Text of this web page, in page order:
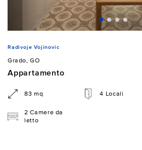
Radivoje Vojinovic
Grado, GO
Appartamento
83 mq 4 Locali
2 Camere da
letto